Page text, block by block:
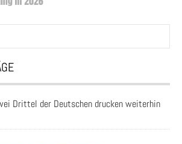
Drittel der Deutschen drucken weiterhin